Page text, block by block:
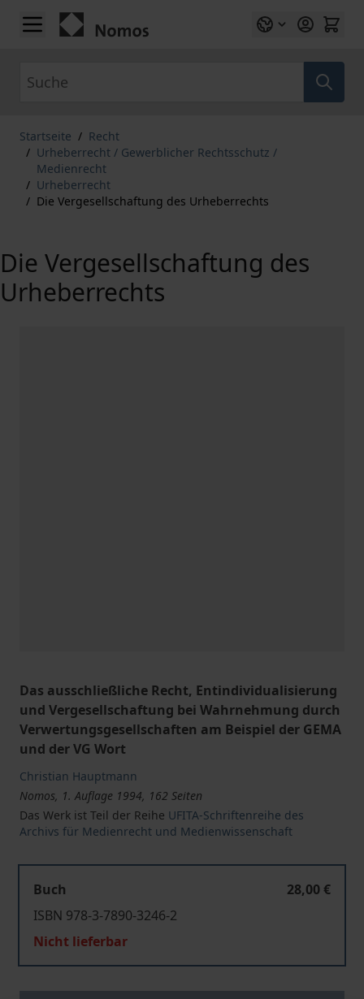
Zum Inhalt springen
Startseite / Recht
/ Urheberrecht / Gewerblicher Rechtsschutz /
Medienrecht
/ Urheberrecht
/ Die Vergesellschaftung des Urheberrechts
Die Vergesellschaftung des
Urheberrechts
Das ausschließliche Recht, Entindividualisierung
und Vergesellschaftung bei Wahrnehmung durch
Verwertungsgesellschaften am Beispiel der GEMA
und der VG Wort
Christian Hauptmann
Nomos, 1. Auflage 1994, 162 Seiten
Das Werk ist Teil der Reihe UFITA-Schriftenreihe des
Archivs für Medienrecht und Medienwissenschaft
Buch
28,00 €
ISBN 978-3-7890-3246-2
Nicht lieferbar